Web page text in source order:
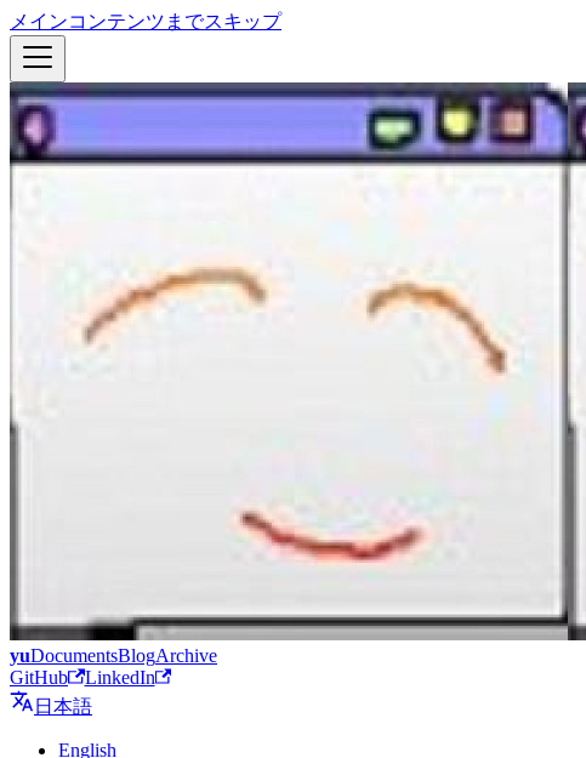
メインコンテンツまでスキップ
yuDocumentsBlogArchive
GitHub
LinkedIn
日本語
English